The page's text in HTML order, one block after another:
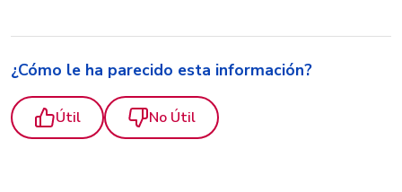
¿Cómo le ha parecido esta información?
Útil No Útil